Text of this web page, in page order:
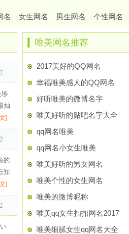
个性网名
男生网名
女生网名
名
埗
灿
]
的
知
]
唯美网名推荐
2017美好的QQ网名
幸福唯美感人的QQ网名
好听唯美的微博名字
唯美好听的贴吧名字大全
qq网名唯美
qq网名小女生唯美
唯美好听的男女网名
唯美个性的女生网名
唯美的微博昵称
唯美qq女生扣扣网名2017
唯美细腻女生qq网名大全